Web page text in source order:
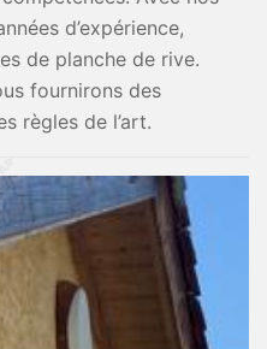
d’expérience,
de planche de rive.
fournirons des
règles de l’art.